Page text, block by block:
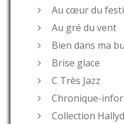
Au cœur du
Au gré du vent
Bien dans ma
Brise glace
C Très Jazz
Chronique-
Collection